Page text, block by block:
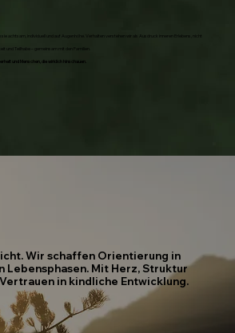
sie achtsam, individuell und auf Augenhöhe. Verhalten verstehen wir als Ausdruck inneren Erlebens, nicht
und Teilhabe – gemeinsam mit den Familien.
und Menschen, die wirklich hinschauen.
Wir schaffen Orientierung in
Lebensphasen. Mit Herz, Struktur
in kindliche Entwicklung.